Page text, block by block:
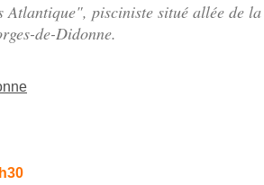
Atlantique", pisciniste situé allée de la
de-Didonne.